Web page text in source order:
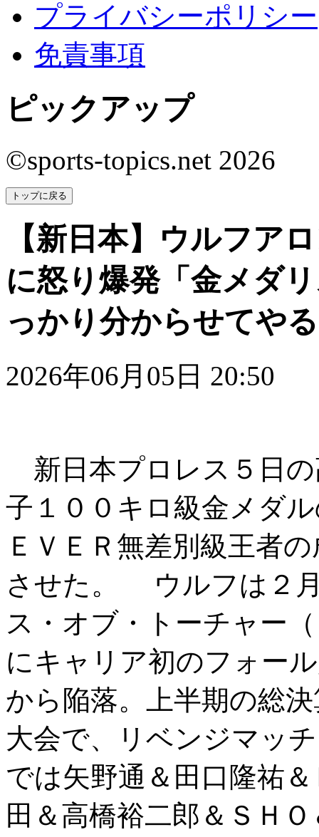
プライバシーポリシー
免責事項
ピックアップ
©sports-topics.net 2026
トップに戻る
【新日本】ウルフア
に怒り爆発「金メダ
っかり分からせてや
2026年06月05日 20:50
新日本プロレス５日の
子１００キロ級金メダ
ＥＶＥＲ無差別級王者
させた。 ウルフは２
ス・オブ・トーチャー
にキャリア初のフォー
から陥落。上半期の総
大会で、リベンジマッ
では矢野通＆田口隆祐
田＆高橋裕二郎＆ＳＨ